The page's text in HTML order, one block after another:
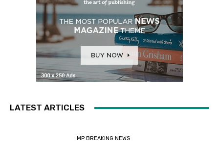
LATEST ARTICLES
MP BREAKING NEWS